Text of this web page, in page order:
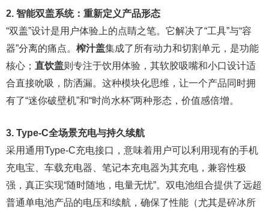
2. 智能双盖系统：重新定义产品形态
“双盖”设计是用户体验上的点睛之笔。它解决了“工具”与“容
器”分离的痛点。 榨汁盖集成了所有动力和切割单元，是功能
核心； 直饮盖则专注于饮用体验，其软胶吸嘴和小口设计适
合直接吮吸，防洒漏。这种模块化思维，让一个产品同时拥
有了“迷你破壁机”和“时尚水杯”两种形态，价值感倍增。
3. Type-C全场景充电与持久续航
采用通用Type-C充电接口，意味着用户可以利用现有的手机
充电宝、车载充电器、笔记本充电器为其充电，兼容性极
强，真正实现“随时随地，电量无忧”。双电池组合提供了远超
普通单电池产品的电压和续航，确保了性能（尤其是碎冰所